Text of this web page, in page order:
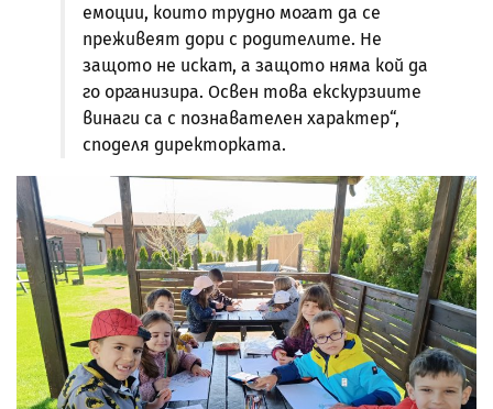
емоции, които трудно могат да се
преживеят дори с родителите. Не
защото не искат, а защото няма кой да
го организира. Освен това екскурзиите
винаги са с познавателен характер“,
споделя директорката.